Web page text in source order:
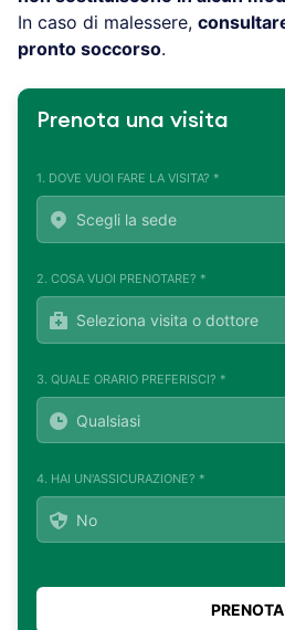
In caso di malessere,
pronto soccorso.
Prenota una visita
1. DOVE VUOI FARE LA VISITA? *
2. COSA VUOI PRENOTARE? *
3. QUALE ORARIO PREFERISCI? *
4. HAI UN'ASSICURAZIONE? *